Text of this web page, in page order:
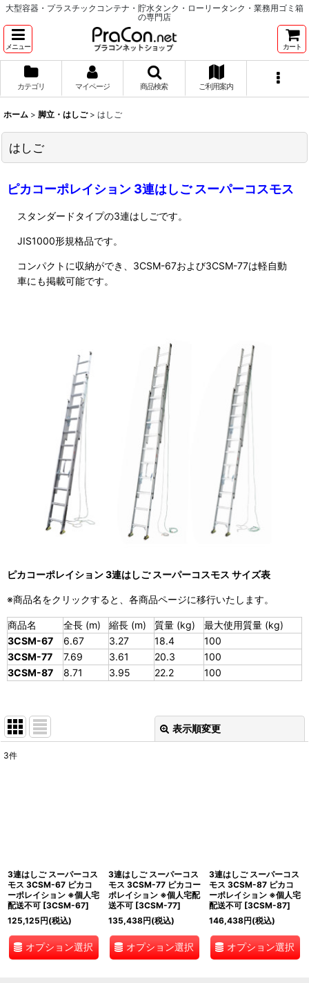
大型容器・プラスチックコンテナ・貯水タンク・ローリータンク・業務用ゴミ箱
の専門店
メニュー カート
カテゴリ マイページ 商品検索 ご利用案内
ホーム > 脚立・はしご > はしご
はしご
ピカコーポレイション 3連はしご スーパーコスモス
スタンダードタイプの3連はしごです。
JIS1000形規格品です。
コンパクトに収納ができ、3CSM-67および3CSM-77は軽自動
車にも掲載可能です。
ピカコーポレイション 3連はしご スーパーコスモス サイズ表
※商品名をクリックすると、各商品ページに移行いたします。
商品名 全長 (m) 縮長 (m) 質量 (kg)
最大使用質量 (kg)
3CSM-67
6.67 3.27 18.4
100
3CSM-77
7.69 3.61 20.3
100
3CSM-87
8.71 3.95 22.2 100
表示順変更
3件
3連はしご スーパーコス
モス 3CSM-67 ピカコ
ーポレイション ※個人宅
配送不可 [3CSM-67]
125,125円(税込)
オプション選択
3連はしご スーパーコス
モス 3CSM-77 ピカコー
ポレイション ※個人宅配
送不可 [3CSM-77]
135,438円(税込)
オプション選択
3連はしご スーパーコス
モス 3CSM-87 ピカコ
ーポレイション ※個人宅
配送不可 [3CSM-87]
146,438円(税込)
オプション選択